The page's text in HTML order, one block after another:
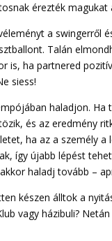
érezték
a swingerről
Talán
is, ha partnered
siess!
haladjon.
és az eredmény
ha az a személy
így újabb lépést
haladj tovább –
készen álltok a
vagy házibuli?